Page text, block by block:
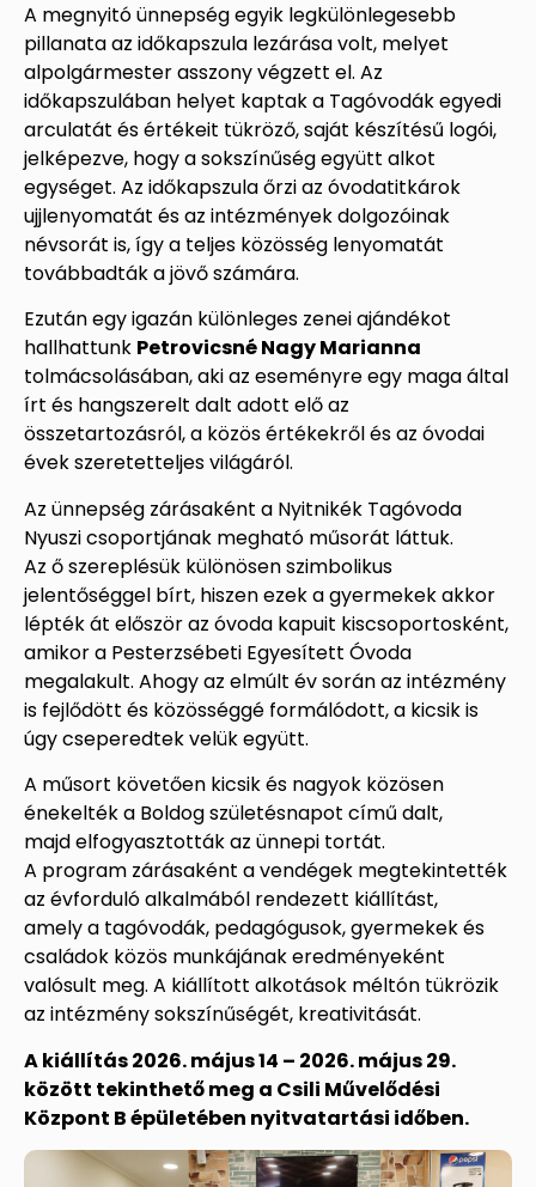
A megnyitó ünnepség egyik legkülönlegesebb
pillanata az időkapszula lezárása volt, melyet
alpolgármester asszony végzett el. Az
időkapszulában helyet kaptak a Tagóvodák egyedi
arculatát és értékeit tükröző, saját készítésű logói,
jelképezve, hogy a sokszínűség együtt alkot
egységet. Az időkapszula őrzi az óvodatitkárok
ujjlenyomatát és az intézmények dolgozóinak
névsorát is, így a teljes közösség lenyomatát
továbbadták a jövő számára.
Ezután egy igazán különleges zenei ajándékot
hallhattunk Petrovicsné Nagy Marianna
tolmácsolásában, aki az eseményre egy maga által
írt és hangszerelt dalt adott elő az
összetartozásról, a közös értékekről és az óvodai
évek szeretetteljes világáról.
Az ünnepség zárásaként a Nyitnikék Tagóvoda
Nyuszi csoportjának megható műsorát láttuk.
Az ő szereplésük különösen szimbolikus
jelentőséggel bírt, hiszen ezek a gyermekek akkor
lépték át először az óvoda kapuit kiscsoportosként,
amikor a Pesterzsébeti Egyesített Óvoda
megalakult. Ahogy az elmúlt év során az intézmény
is fejlődött és közösséggé formálódott, a kicsik is
úgy cseperedtek velük együtt.
A műsort követően kicsik és nagyok közösen
énekelték a Boldog születésnapot című dalt,
majd elfogyasztották az ünnepi tortát.
A program zárásaként a vendégek megtekintették
az évforduló alkalmából rendezett kiállítást,
amely a tagóvodák, pedagógusok, gyermekek és
családok közös munkájának eredményeként
valósult meg. A kiállított alkotások méltón tükrözik
az intézmény sokszínűségét, kreativitását.
A kiállítás 2026. május 14 – 2026. május 29.
között tekinthető meg a Csili Művelődési
Központ B épületében nyitvatartási időben.